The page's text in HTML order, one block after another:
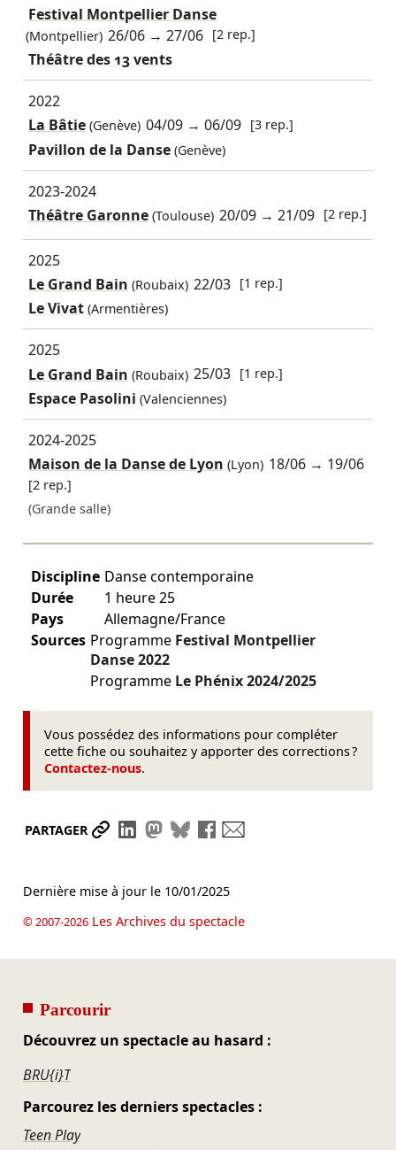
Festival Montpellier Danse
(Montpellier) 26/06 →27/06 [2 rep.]
Théâtre des 13 vents
2022
La Bâtie(Genève) 04/09 →06/09 [3 rep.]
Pavillon de la Danse (Genève)
2023-2024
Théâtre Garonne(Toulouse) 20/09 →21/09 [2 rep.]
2025
Le Grand Bain (Roubaix) 22/03 [1 rep.]
Le Vivat (Armentières)
2025
Le Grand Bain (Roubaix) 25/03 [1 rep.]
Espace Pasolini (Valenciennes)
2024-2025
Maison de la Danse de Lyon (Lyon) 18/06 → 19/06
[2 rep.]
(Grande salle)
Discipline Danse contemporaine
Durée
1 heure 25
Pays
Allemagne/France
Sources Programme Festival Montpellier
Danse2022
Programme Le Phénix2024/2025
Vous possédez des informations pour compléter
cette fiche ou souhaitez y apporter des corrections ?
Contactez-nous.
PARTAGER Partager le lien
Partager sur LinkedIn
Partager sur Mastodon
Partager sur Bluesky
Partager sur Facebook
Dernière mise à jour le 10/01/2025
© 2007-2026Les Archives du spectacle
Parcourir
Découvrez un spectacle au hasard :
BRU{i}T
Parcourez les derniers spectacles :
Teen Play